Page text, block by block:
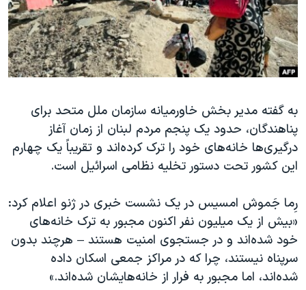
فرهنگ و زندگی
حقوق شهروندی
اقتصادی
اسرائیل در جنگ
گالری عکس
آرشیو پخش زنده
مستندها
انتخابات ریاست جمهوری آمریکا ۲۰۲۴
حمله جمهوری اسلامی به اسرائیل
ورزش زنان در ایران
اعتراضات زن، زندگی، آزادی
مجموعه مستندهای دادخواهی
دادگاه حمید نوری
چهل سال گروگان‌گیری
قانون شفافیت دارائی کادر رهبری ایران
اعتراضات مردمی آبان ۹۸
دنبال کنید
زبانهای مختلف
به گفته مدیر بخش خاورمیانه سازمان ملل متحد برای
پناهندگان، حدود یک پنجم مردم لبنان از زمان آغاز
درگیری‌ها خانه‌های خود را ترک کرده‌اند و تقریباً یک چهارم
این کشور تحت دستور تخلیه نظامی اسرائیل است.
رِما جَموش امسیس در یک نشست خبری در ژنو اعلام کرد:
«بیش از یک میلیون نفر اکنون مجبور به ترک خانه‌های
خود شده‌اند و در جستجوی امنیت هستند – هرچند بدون
سرپناه نیستند، چرا که در مراکز جمعی اسکان داده
شده‌اند، اما مجبور به فرار از خانه‌هایشان شده‌اند.»